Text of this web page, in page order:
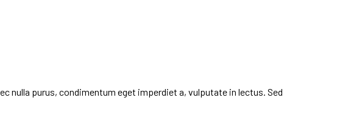
nulla purus, condimentum eget imperdiet a, vulputate in lectus. Sed